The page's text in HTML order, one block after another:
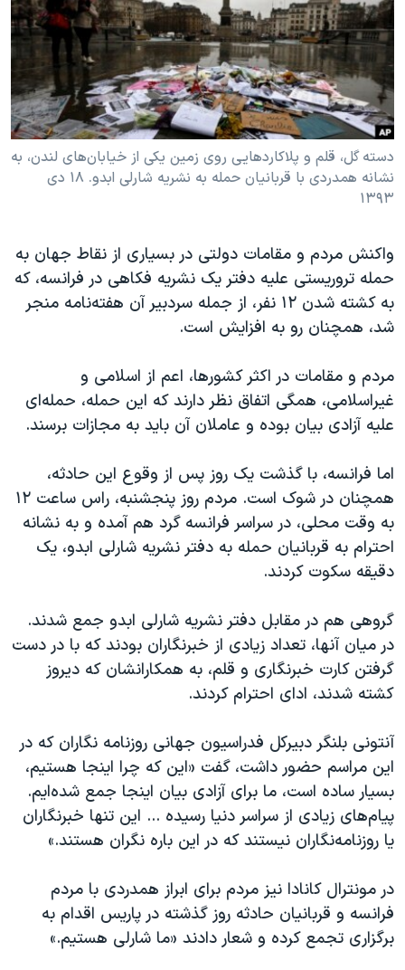
فرهنگ و زندگی
حقوق شهروندی
اقتصادی
علم و فناوری
اسرائیل در جنگ
گالری عکس
مستندها
انتخابات ریاست جمهوری آمریکا ۲۰۲۴
حمله جمهوری اسلامی به اسرائیل
رمز مهسا
ورزش زنان در ایران
اعتراضات زن، زندگی، آزادی
تریبونال مردمی آبان ۹۸
دادگاه حمید نوری
چهل سال گروگان‌گیری
اعتراضات مردمی آبان ۹۸
اسرائیل در جنگ
همایش محافظه‌کاران آمریکا «سی‌پک»
صفحه‌های ویژه
سفر پرزیدنت ترامپ به چین
دنبال کنید
زبانهای مختلف
دسته گل، قلم و پلاکاردهایی روی زمین یکی از خیابان‌های لندن، به
نشانه همدردی با قربانیان حمله به نشریه شارلی ابدو. ۱۸ دی
۱۳۹۳
واکنش مردم و مقامات دولتی در بسیاری از نقاط جهان به
حمله تروریستی علیه دفتر یک نشریه فکاهی در فرانسه، که
به کشته شدن ۱۲ نفر، از جمله سردبیر آن هفته‌نامه منجر
شد، همچنان رو به افزایش است.
مردم و مقامات در اکثر کشورها، اعم از اسلامی و
غیراسلامی، همگی اتفاق نظر دارند که این حمله، حمله‌ای
علیه آزادی بیان بوده و عاملان آن باید به مجازات برسند.
اما فرانسه، با گذشت یک روز پس از وقوع این حادثه،
همچنان در شوک است. مردم روز پنجشنبه، راس ساعت ۱۲
به وقت محلی، در سراسر فرانسه گرد هم آمده و به نشانه
احترام به قربانیان حمله به دفتر نشریه شارلی ابدو، یک
دقیقه سکوت کردند.
گروهی هم در مقابل دفتر نشریه شارلی ابدو جمع شدند.
در میان آنها، تعداد زیادی از خبرنگاران بودند که با در دست
گرفتن کارت‌ خبرنگاری و قلم، به همکارانشان که دیروز
کشته شدند، ادای احترام کردند.
آنتونی بلنگر دبیرکل فدراسیون جهانی روزنامه نگاران که در
این مراسم حضور داشت، گفت «این که چرا اینجا هستیم،
بسیار ساده است، ما برای آزادی بیان اینجا جمع شده‌ایم.
پیام‌های زیادی از سراسر دنیا رسیده ... این تنها خبرنگاران
یا روزنامه‌نگاران نیستند که در این باره نگران هستند.»
در مونترال کانادا نیز مردم برای ابراز همدردی با مردم
فرانسه و قربانیان حادثه روز گذشته در پاریس اقدام به
برگزاری تجمع کرده و شعار دادند «ما شارلی هستیم.»